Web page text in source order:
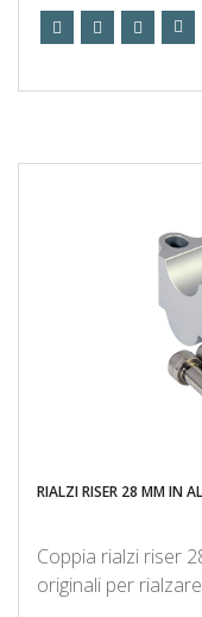
RIALZI RISER 28 MM IN
Coppia rialzi riser
originali per